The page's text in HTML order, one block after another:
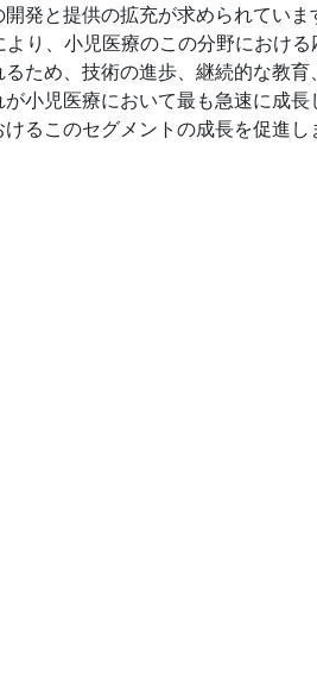
発と提供の拡充が求められていま
り、小児医療のこの分野における
ため、技術の進歩、継続的な教育
小児医療において最も急速に成長
るこのセグメントの成長を促進し